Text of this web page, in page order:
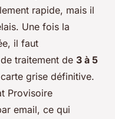
rapide, mais il
Une fois la
il faut
traitement de 3 à 5
grise définitive.
Provisoire
email, ce qui